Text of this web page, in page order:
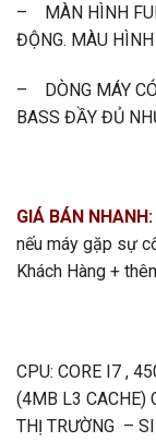
– MÀN HÌNH
ĐỘNG. MÀU
– DÒNG MÁY
BASS ĐẦY ĐỦ
GIÁ BÁN
nếu máy gặp sự
Khách Hàng +
CPU: CORE I7 ,
(4MB L3 CACHE)
THỊ TRƯỜNG –